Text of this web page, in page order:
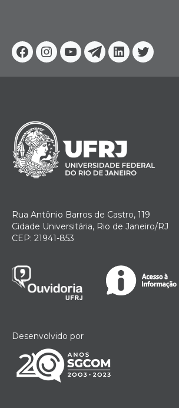
Facebook
Instagram
YoutubeTelegram
Linkedin
Twitter
Rua Antônio Barros de Castro, 119
Cidade Universitária, Rio de Janeiro/RJ
CEP: 21941-853
Desenvolvido por